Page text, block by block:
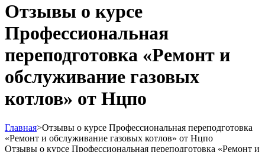
Отзывы о курсе
Профессиональная
переподготовка «Ремонт и
обслуживание газовых
котлов» от Нцпо
Главная>Отзывы о курсе Профессиональная переподготовка
«Ремонт и обслуживание газовых котлов» от Нцпо
Отзывы о курсе Профессиональная переподготовка «Ремонт и